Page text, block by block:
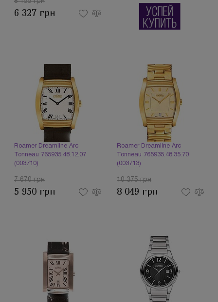
6 327 грн
Roamer Dreamline Arc
Tonneau 765935.48.12.07
(003710)
7 670 грн
5 950 грн
Roamer Dreamline Arc
Tonneau 765935.48.35.70
(003713)
10 375 грн
8 049 грн